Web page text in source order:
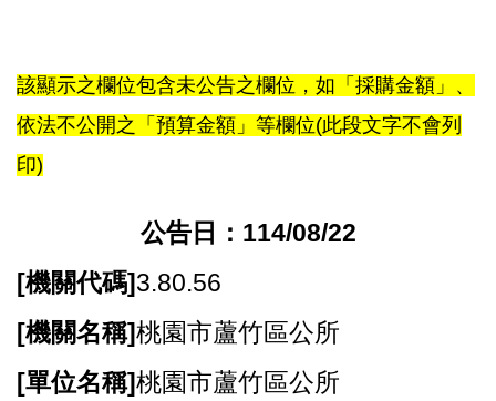
蘆
竹
息
告
該顯示之欄位包含未公告之欄位，如「採購金額」、
依法不公開之「預算金額」等欄位(此段文字不會列
印)
公告日：114/08/22
[機關代碼]3.80.56
[機關名稱]桃園市蘆竹區公所
[單位名稱]桃園市蘆竹區公所